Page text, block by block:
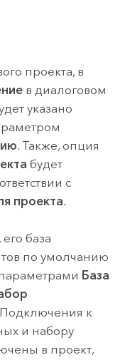
проекта, в
в диалоговом
указано
. Также, опция
будет
с
проекта.
база
по умолчанию
параметрами База
к
и набору
в проект,